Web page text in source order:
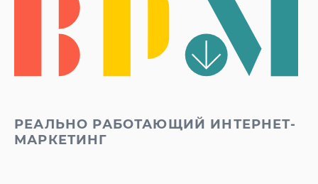
РЕАЛЬНО РАБОТАЮЩИЙ ИНТЕРНЕТ-
МАРКЕТИНГ